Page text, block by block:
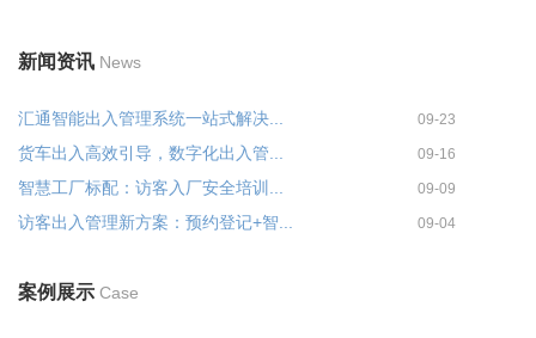
新闻资讯 News
汇通智能出入管理系统一站式解决... 09-23
货车出入高效引导，数字化出入管... 09-16
智慧工厂标配：访客入厂安全培训... 09-09
访客出入管理新方案：预约登记+智... 09-04
案例展示 Case